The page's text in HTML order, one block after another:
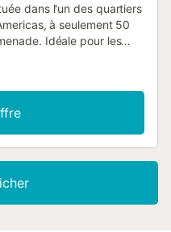
dans l'un des quartiers
à seulement 50
Idéale pour les
le Wi-Fi fibre
entièrement équipée
ondes. La villa dispose
terrasses privatives
d'une vue sur la mer et
salle de bains sont
de vie et de repas,